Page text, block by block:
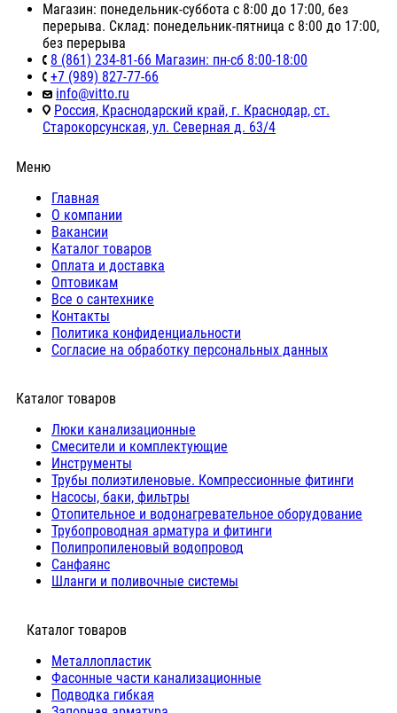
Магазин: понедельник-суббота с 8:00 до 17:00, без
перерыва. Склад: понедельник-пятница с 8:00 до 17:00,
без перерыва
8 (861) 234-81-66 Магазин: пн-сб 8:00-18:00
+7 (989) 827-77-66
info@vitto.ru
Россия, Краснодарский край, г. Краснодар, ст.
Старокорсунская, ул. Северная д. 63/4
Меню
Главная
О компании
Вакансии
Каталог товаров
Оплата и доставка
Оптовикам
Все о сантехнике
Контакты
Политика конфиденциальности
Согласие на обработку персональных данных
Каталог товаров
Люки канализационные
Cмесители и комплектующие
Инструменты
Трубы полиэтиленовые. Компрессионные фитинги
Насосы, баки, фильтры
Отопительное и водонагревательное оборудование
Трубопроводная арматура и фитинги
Полипропиленовый водопровод
Санфаянс
Шланги и поливочные системы
⠀Каталог товаров
Металлопластик
Фасонные части канализационные
Подводка гибкая